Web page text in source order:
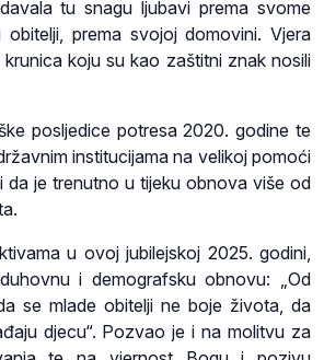
tu snagu ljubavi prema svome
obitelji, prema svojoj domovini. Vjera
krunica koju su kao zaštitni znak nosili
posljedice potresa 2020. godine te
institucijama na velikoj pomoći
da je trenutno u tijeku obnova više od
u ovoj jubilejskoj 2025. godini,
i demografsku obnovu: „Od
se mlade obitelji ne boje života, da
djecu“. Pozvao je i na molitvu za